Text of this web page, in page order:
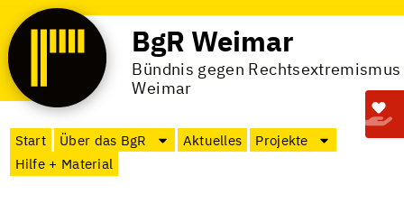
BgR Weimar
Bündnis gegen Rechtsextremismus
Weimar
Start Über das BgR Aktuelles
Projekte
Hilfe + Material